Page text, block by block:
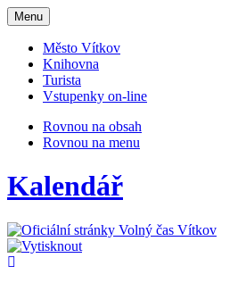
Otevřit
navigaci
Menu
Město Vítkov
Knihovna
Turista
Vstupenky on-line
Rovnou na obsah
Rovnou na menu
Kalendář